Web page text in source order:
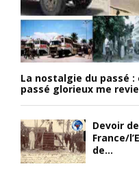
La nostalgie du passé
passé glorieux me
Devoir
France/
de...